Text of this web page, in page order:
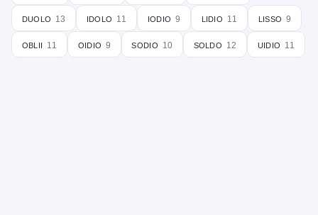
duolo 13 idolo 11 iodio 9 lidio 11 lisso 9
oblii 11 oidio 9 sodio 10 soldo 12 uidio 11